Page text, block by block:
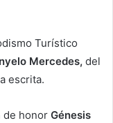
Turístico
Mercedes, del
escrita.
de honor Génesis